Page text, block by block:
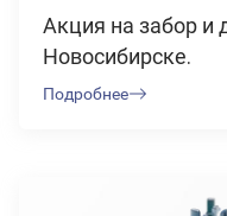
Акция на забор и
Новосибирске.
Подробнее